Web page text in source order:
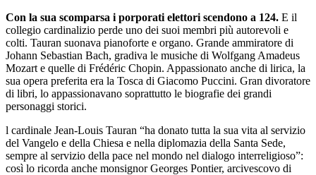
Con la sua scomparsa i porporati elettori scendono a 124. E il
collegio cardinalizio perde uno dei suoi membri più autorevoli e
colti. Tauran suonava pianoforte e organo. Grande ammiratore di
Johann Sebastian Bach, gradiva le musiche di Wolfgang Amadeus
Mozart e quelle di Frédéric Chopin. Appassionato anche di lirica, la
sua opera preferita era la Tosca di Giacomo Puccini. Gran divoratore
di libri, lo appassionavano soprattutto le biografie dei grandi
personaggi storici.
l cardinale Jean-Louis Tauran “ha donato tutta la sua vita al servizio
del Vangelo e della Chiesa e nella diplomazia della Santa Sede,
sempre al servizio della pace nel mondo nel dialogo interreligioso”:
così lo ricorda anche monsignor Georges Pontier, arcivescovo di